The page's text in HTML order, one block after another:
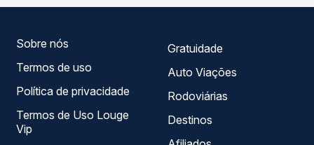
Sobre nós
Termos de uso
Política de privacidade
Termos de Uso Louge
Vip
Gratuidade
Auto Viações
Rodoviárias
Destinos